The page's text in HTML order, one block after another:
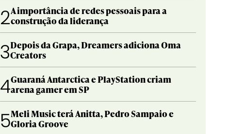
2A importância de redes pessoais para a
construção da liderança
3Depois da Grapa, Dreamers adiciona Oma
Creators
4Guaraná Antarctica e PlayStation criam
arena gamer em SP
5Meli Music terá Anitta, Pedro Sampaio e
Gloria Groove